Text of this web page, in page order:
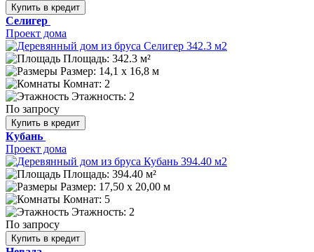
Купить в кредит
Селигер
Проект дома
Площадь: 342.3 м²
Размер: 14,1 x 16,8 м
Комнат: 2
Этажность: 2
По запросу
Купить в кредит
Кубань
Проект дома
Площадь: 394.40 м²
Размер: 17,50 х 20,00 м
Комнат: 5
Этажность: 2
По запросу
Купить в кредит